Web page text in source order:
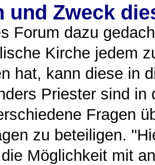
und Zweck
Forum dazu
Kirche jedem
hat, kann diese in
Priester sind in
Fragen
zu beteiligen.
Möglichkeit mit